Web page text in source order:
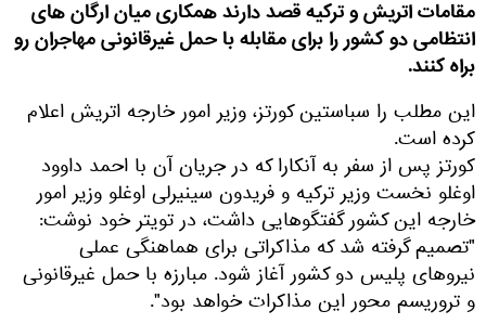
مقامات اتریش و ترکیه قصد دارند همکاری میان ارگان های
انتظامی دو کشور را برای مقابله با حمل غیرقانونی مهاجران رو
براه کنند.
این مطلب را سباستین کورتز، وزیر امور خارجه اتریش اعلام
کرده است.
کورتز پس از سفر به آنکارا که در جریان آن با احمد داوود
اوغلو نخست وزیر ترکیه و فریدون سینیرلی اوغلو وزیر امور
خارجه این کشور گفتگوهایی داشت، در تویتر خود نوشت:
"تصمیم گرفته شد که مذاکراتی برای هماهنگی عملی
نیروهای پلیس دو کشور آغاز شود. مبارزه با حمل غیرقانونی
و تروریسم محور این مذاکرات خواهد بود".